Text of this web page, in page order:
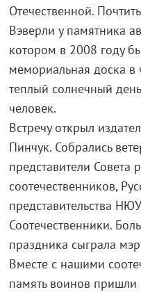
Отечественной.
Вэверли у памятника
котором в 2008 году
мемориальная доска в
теплый солнечный
человек.
Встречу открыл
Пинчук. Собрались
представители Совета
соотечественников,
представительства
Соотечественники.
праздника сыграла
Вместе с нашими
память воинов пришли